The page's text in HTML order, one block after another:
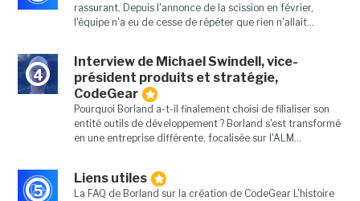
rassurant. Depuis l'annonce de la scission en février,
l'équipe n'a eu de cesse de répéter que rien n'allait...
4
Interview de Michael Swindell, vice-
président produits et stratégie,
CodeGear
Pourquoi Borland a-t-il finalement choisi de filialiser son
entité outils de développement ? Borland s'est transformé
en une entreprise différente, focalisée sur l'ALM...
5
Liens utiles
La FAQ de Borland sur la création de CodeGear L'histoire